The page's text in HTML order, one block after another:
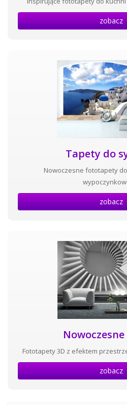
zobacz
Tapety do
Nowoczesne fototapety
zobacz
Fototapety 3D z efektem
zobacz